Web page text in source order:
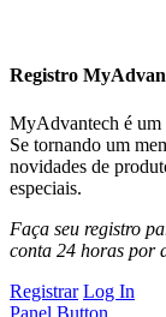
Registro
MyAdvantech é um
Se tornando um
novidades de
especiais.
Faça seu registro
conta 24 horas por
Registrar Log In
Panel Button